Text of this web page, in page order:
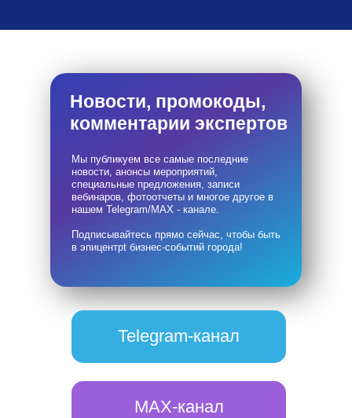
Новости, промокоды,
комментарии экспертов
Мы публикуем все самые последние
новости, анонсы мероприятий,
специальные предложения, записи
вебинаров, фотоотчеты и многое другое в
нашем Telegram/MAX - канале.
Подписывайтесь прямо сейчас, чтобы быть
в эпицентрt бизнес-событий города!
Telegram-канал
MAX-канал